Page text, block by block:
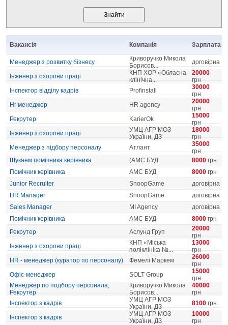
Вакансія Компанія Зарплата
Менеджер з розвитку бізнесу
Криворучко Микола
Борисов...
договірна
Інженер з охорони праці
КНП ХОР «Обласна
клінічна...
20000
грн
Інспектор відділу кадрів
Profinstall
30000
грн
Hr менеджер
HR agency
20000
грн
Рекрутер
KarierOk
15000
грн
Інженер з охорони праці
УМЦ АГР МОЗ
України, ДЗ
18000
грн
Менеджер з підбору персоналу
Атлант
35000
грн
Шукаем помічника керівника
(АМС БУД 8000 грн
Помічник керівника
АМС БУД 8000 грн
Junior Recruiter
SnoopGame
договірна
HR Manager
SnoopGame
договірна
Sales Manager
MI Agency
договірна
Помічник керівника
АМС БУД 8000 грн
Рекрутер
Аслунд Груп
20000
грн
Інженер з охорони праці
КНП «Міська
поліклініка №...
13000
грн
HR - менеджер (куратор по персоналу)
Фемелі Маркем
26000
грн
Офіс-менеджер
SOLT Group
15000
грн
Менеджер по подбору персонала,
Рекрутер
Криворучко Микола
Борисов...
40000
грн
Інспектор з кадрів
УМЦ АГР МОЗ
України, ДЗ
8100 грн
Інспектор з кадрів
УМЦ АГР МОЗ
України, ДЗ
10000
грн